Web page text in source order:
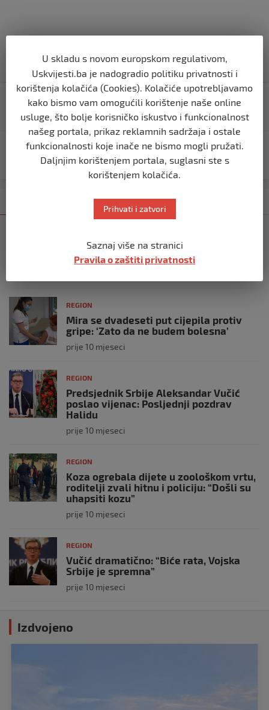
Navigacija
objava
Sjednica Parlamenta BiH nije održana, HDZ-ovci i
stranke iz RS-a opet blokiraju institucije
Novalić o budžetu: Za Konakovića je ovo viša
matematika, on je učio kolut naprijed i nazad
Najnovije
Vulin: Ne smije se odustati od
referenduma
REGION
Mira se dvadeseti put cijepila protiv
gripe: ‘Zato da ne budem bolesna’
prije 10 mjeseci
REGION
Predsjednik Srbije Aleksandar Vučić
poslao vijenac: Posljednji pozdrav
Halidu
prije 10 mjeseci
REGION
Koza ogrebala dijete u zoološkom vrtu,
roditelji zvali hitnu i policiju: “Došli su
uhapsiti kozu”
prije 10 mjeseci
REGION
Vučić dramatično: “Biće rata, Vojska
Srbije je spremna”
prije 10 mjeseci
Izdvojeno
U skladu s novom europskom regulativom,
Uskvijesti.ba je nadogradio politiku privatnosti i
korištenja kolačića (Cookies). Kolačiće upotrebljavamo
kako bismo vam omogućili korištenje naše online
usluge, što bolje korisničko iskustvo i funkcionalnost
našeg portala, prikaz reklamnih sadržaja i ostale
funkcionalnosti koje inače ne bismo mogli pružati.
Daljnjim korištenjem portala, suglasni ste s
korištenjem kolačića.
Prihvati i zatvori
Saznaj više na stranici
Pravila o zaštiti privatnosti